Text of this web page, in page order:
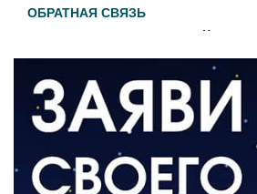
ОБРАТНАЯ СВЯЗЬ
Администрация онлайн
ВЛАСТЬ
День памяти и «Симфония
06.08.2026